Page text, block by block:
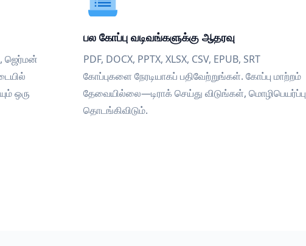
ஜெர்மன்
ஒரு
பல கோப்பு வடிவங்களுக்கு ஆதரவு
PDF, DOCX, PPTX, XLSX, CSV, EPUB, SRT
கோப்புகளை நேரடியாகப் பதிவேற்றுங்கள். கோப்பு மாற்றம்
தேவையில்லை—டிராக் செய்து விடுங்கள், மொழிபெயர்ப்பு
தொடங்கிவிடும்.